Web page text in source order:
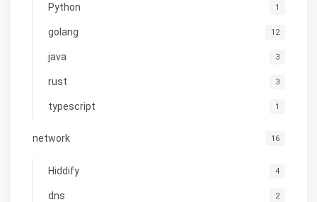
Python 1
golang 12
java 3
rust 3
typescript 1
network 16
Hiddify 4
dns 2